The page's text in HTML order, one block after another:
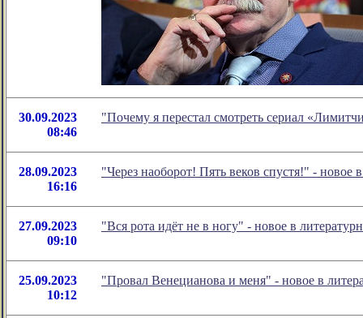
30.09.2023
08:46
"Почему я перестал смотреть сериал
28.09.2023
16:16
"Через наоборот! Пять веков спустя!" -
27.09.2023
09:10
"Вся рота идёт не в ногу" - новое в
25.09.2023
10:12
"Провал Венецианова и меня" - новое в